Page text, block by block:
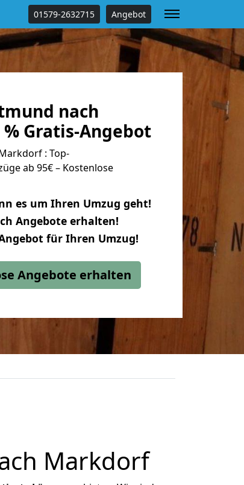
01579-2632715 Angebot
nach
Gratis-Angebot
: Top-
ab 95€ – Kostenlose
es um Ihren Umzug geht!
Angebote erhalten!
für Ihren Umzug!
Angebote erhalten
Markdorf